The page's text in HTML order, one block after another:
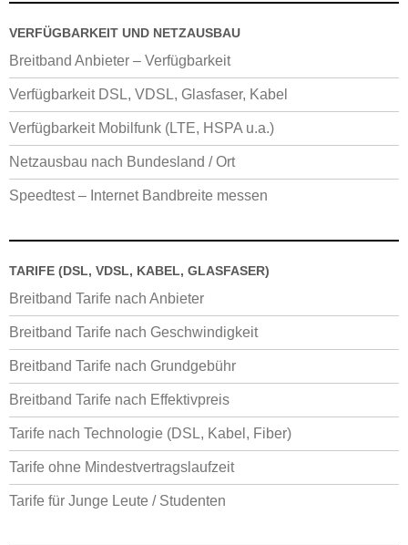
VERFÜGBARKEIT UND NETZAUSBAU
Breitband Anbieter – Verfügbarkeit
Verfügbarkeit DSL, VDSL, Glasfaser, Kabel
Verfügbarkeit Mobilfunk (LTE, HSPA u.a.)
Netzausbau nach Bundesland / Ort
Speedtest – Internet Bandbreite messen
TARIFE (DSL, VDSL, KABEL, GLASFASER)
Breitband Tarife nach Anbieter
Breitband Tarife nach Geschwindigkeit
Breitband Tarife nach Grundgebühr
Breitband Tarife nach Effektivpreis
Tarife nach Technologie (DSL, Kabel, Fiber)
Tarife ohne Mindestvertragslaufzeit
Tarife für Junge Leute / Studenten